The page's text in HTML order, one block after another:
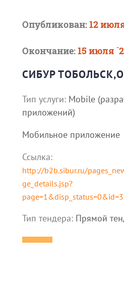
Опубликован:12
Окончание:15 июля
СИБУР
Тип услуги: Mobile
приложений)
Мобильное приложение
Ссылка:
http://b2b.sibur.ru/
ge_details.jsp?
Тип тендера: Прямой